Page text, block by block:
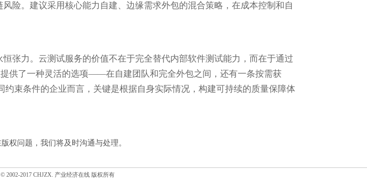
险。建议采用核心能力自建、边缘需求外包的混合策略，在成本控制和自
张力。云测试服务的价值不在于完全替代内部软件测试能力，而在于通过
供了一种灵活的选项——在自建团队和完全外包之间，还有一条按需获
束条件的企业而言，关键是根据自身实际情况，构建可持续的质量保障体
权问题，我们将及时沟通与处理。
2002-2017 CHJZX. 产业经济在线 版权所有